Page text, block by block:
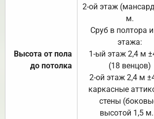
Высота от пола
до потолка
2-ой этаж
м.
Сруб в полтора
этажа:
1-ый этаж 2,4 м
(18 венцов)
2-ой этаж 2,4 м
каркасные
стены
высотой 1,5